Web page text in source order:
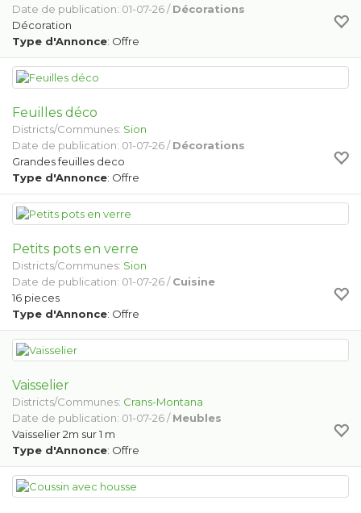
Date de publication: 01-07-26 /Décorations
Décoration
Type d'Annonce: Offre
Feuilles déco
Districts/Communes: Sion
Date de publication: 01-07-26 /Décorations
Grandes feuilles deco
Type d'Annonce: Offre
Petits pots en verre
Districts/Communes: Sion
Date de publication: 01-07-26 /Cuisine
16 pieces
Type d'Annonce: Offre
Vaisselier
Districts/Communes: Crans-Montana
Date de publication: 01-07-26 /Meubles
Vaisselier 2m sur 1 m
Type d'Annonce: Offre